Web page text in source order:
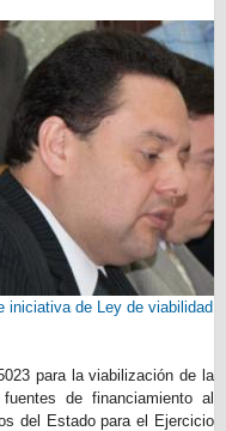
iniciativa de Ley de viabilidad
para la viabilización de la
de financiamiento al
del Estado para el Ejercicio